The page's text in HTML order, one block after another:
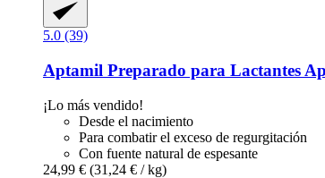
5.0 (39)
Aptamil Preparado para Lactantes
¡Lo más vendido!
Desde el nacimiento
Para combatir el exceso de regurgitación
Con fuente natural de espesante
24,99 € (31,24 € / kg)